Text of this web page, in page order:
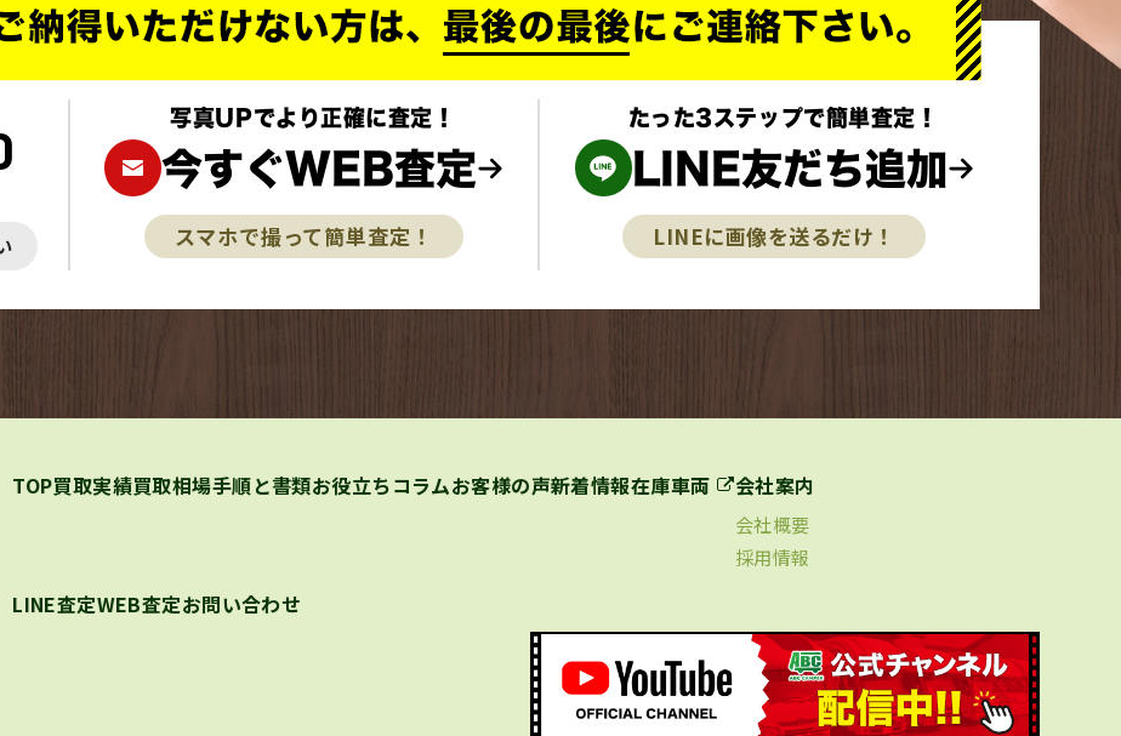
写真UPでより正確に査定！
今すぐWEB査定
スマホで撮って簡単査定！
たった3ステップで簡単査定！
LINE友だち追加
LINEに画像を送るだけ！
TOP買取実績買取相場手順と書類お役立ちコラムお客様の声新着情報在庫車両 会社案内
会社概要
採用情報
LINE査定WEB査定お問い合わせ